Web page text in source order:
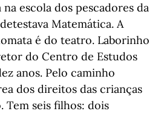
escola dos pescadores da
Matemática. A
é do teatro. Laborinho
do Centro de Estudos
anos. Pelo caminho
dos direitos das crianças
Tem seis filhos: dois